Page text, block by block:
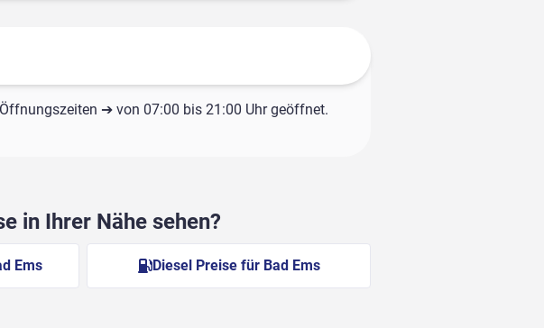
➔ von 07:00 bis 21:00 Uhr geöffnet.
in Ihrer Nähe sehen?
Ems Diesel Preise für Bad Ems